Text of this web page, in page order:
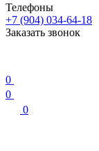
Телефоны
+7 (904) 034-64-18
Заказать звонок
0
0
0